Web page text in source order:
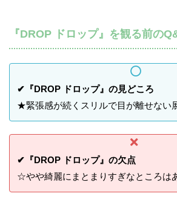
『DROP ドロップ』を観る前の
✔『DROP ドロップ』の見どころ
★緊張感が続くスリルで目が離せない
✔『DROP ドロップ』の欠点
☆やや綺麗にまとまりすぎなところは